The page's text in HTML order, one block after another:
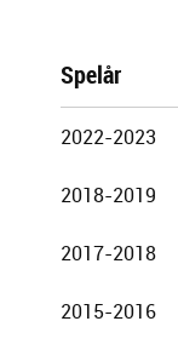
Göteborgs
Spelår
2022-2023
2018-2019
2017-2018
2015-2016